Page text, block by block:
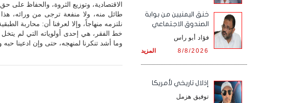
الاقتصادية، وتوزيع الثروة، والحفاظ على
طائل منه، ولا منفعة ترجى من ورائه، هذا
نلتزمه منهاجاً، وإلا لعرفنا أن: محاربة
خط الفقر، هي إحدى أولوياته التي لم
وما أشد تنكرنا لمنهجه، حتى وإن ادعينا حبه
خنق اليمنيين من بوابة
الصندوق الاجتماعي
فؤاد أبو راس
المزيد 8/8/2026
إذلال تاريخي لأمريكا
توفيق هزمل